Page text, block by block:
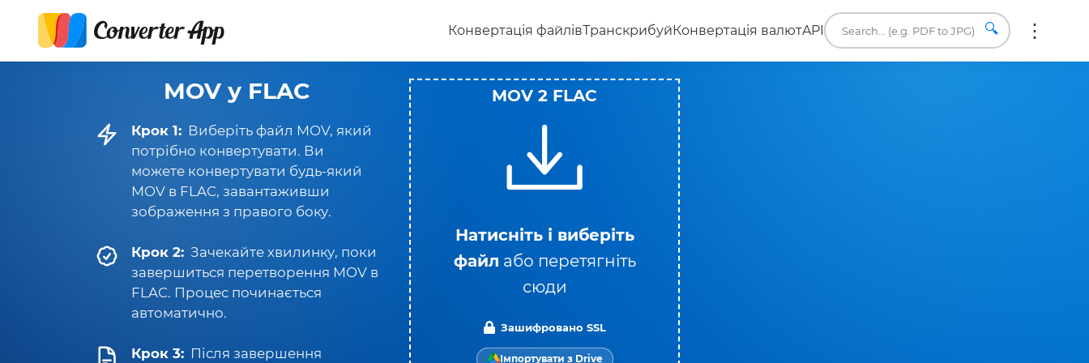
Конвертація файлівТранскрибуйКонвертація валютAPI 🔍
MOV у FLAC
Крок 1: Виберіть файл MOV, який
потрібно конвертувати. Ви
можете конвертувати будь-який
MOV в FLAC, завантаживши
зображення з правого боку.
Крок 2: Зачекайте хвилинку, поки
завершиться перетворення MOV в
FLAC. Процес починається
автоматично.
Крок 3: Після завершення
MOV 2 FLAC
Натисніть і виберіть
файл або перетягніть
сюди
Зашифровано SSL
Імпортувати з Drive